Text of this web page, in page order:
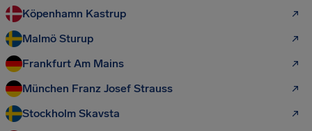
Köpenhamn Kastrup
Malmö Sturup
Frankfurt Am Mains
München Franz Josef Strauss
Stockholm Skavsta